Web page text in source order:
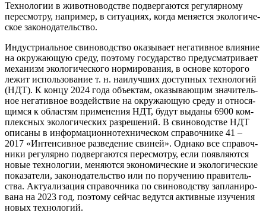
Тех­но­ло­гии в живот­но­вод­стве под­вер­га­ют­ся регу­ляр­но­му
пере­смот­ру, напри­мер, в ситу­а­ци­ях, когда меня­ет­ся эко­ло­ги­че­
ское законодательство.
Инду­стри­аль­ное сви­но­вод­ство ока­зы­ва­ет нега­тив­ное вли­я­ние
на окру­жа­ю­щую сре­ду, поэто­му госу­дар­ство преду­смат­ри­ва­ет
меха­низм эко­ло­ги­че­ско­го нор­ми­ро­ва­ния, в осно­ве кото­ро­го
лежит исполь­зо­ва­ние т. н. наи­луч­ших доступ­ных тех­но­ло­гий
(НДТ). К кон­цу 2024 года объ­ек­там, ока­зы­ва­ю­щим зна­чи­тель­
ное нега­тив­ное воз­дей­ствие на окру­жа­ю­щую сре­ду и отно­ся­
щим­ся к обла­стям при­ме­не­ния НДТ, будут выда­ны 6900 ком­
плекс­ных эко­ло­ги­че­ских раз­ре­ше­ний. В сви­но­вод­стве НДТ
опи­са­ны в информационно­техническом спра­воч­ни­ке 41 –
2017 «Интен­сив­ное раз­ве­де­ние сви­ней». Одна­ко все спра­воч­
ни­ки регу­ляр­но под­вер­га­ют­ся пере­смот­ру, если появ­ля­ют­ся
новые тех­но­ло­гии, меня­ют­ся эко­но­ми­че­ские и эко­ло­ги­че­ские
пока­за­те­ли, зако­но­да­тель­ство или по пору­че­нию пра­ви­тель­
ства. Акту­а­ли­за­ция спра­воч­ни­ка по сви­но­вод­ству запла­ни­ро­
ва­на на 2023 год, поэто­му сей­час ведут­ся актив­ные изу­че­ния
новых технологий.